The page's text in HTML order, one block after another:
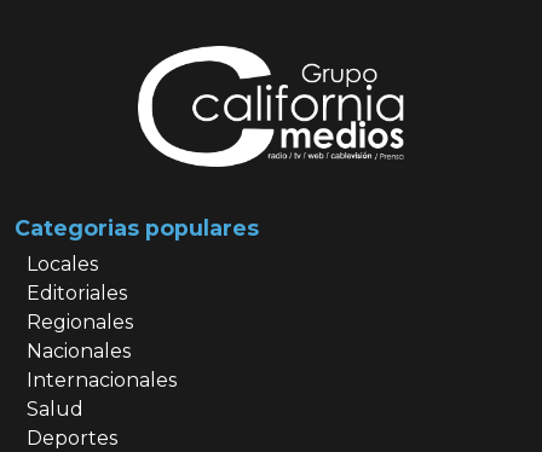
Categorias populares
Locales
Editoriales
Regionales
Nacionales
Internacionales
Salud
Deportes